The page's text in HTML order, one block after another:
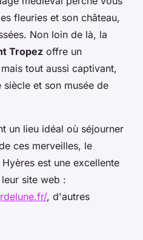
fleuries et son château,
Non loin de là, la
Tropez offre un
tout aussi captivant,
et son musée de
un lieu idéal où séjourner
ces merveilles, le
est une excellente
site web :
, d'autres